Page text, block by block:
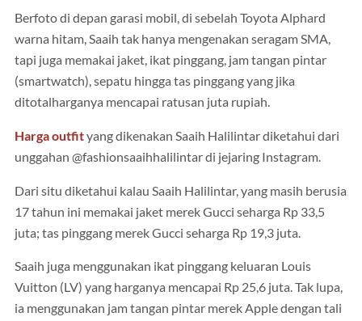
Berfoto di depan garasi mobil, di sebelah Toyota Alphard
warna hitam, Saaih tak hanya mengenakan seragam SMA,
tapi juga memakai jaket, ikat pinggang, jam tangan pintar
(smartwatch), sepatu hingga tas pinggang yang jika
ditotalharganya mencapai ratusan juta rupiah.
Harga outfityang dikenakan Saaih Halilintar diketahui dari
unggahan @fashionsaaihhalilintar di jejaring Instagram.
Dari situ diketahui kalau Saaih Halilintar, yang masih berusia
17 tahun ini memakai jaket merek Gucci seharga Rp 33,5
juta; tas pinggang merek Gucci seharga Rp 19,3 juta.
Saaih juga menggunakan ikat pinggang keluaran Louis
Vuitton (LV) yang harganya mencapai Rp 25,6 juta. Tak lupa,
ia menggunakan jam tangan pintar merek Apple dengan tali